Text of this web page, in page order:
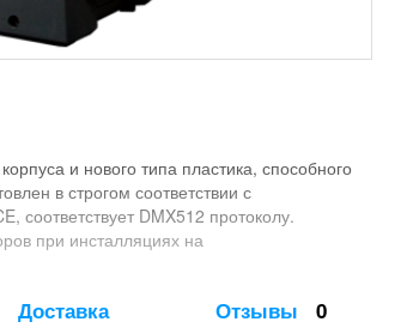
и нового типа пластика, способного
в строгом соответствии с
соответствует DMX512 протоколу.
при инсталляциях на
и студиях. SI-055 включает в себя
Доставка Отзывы 0